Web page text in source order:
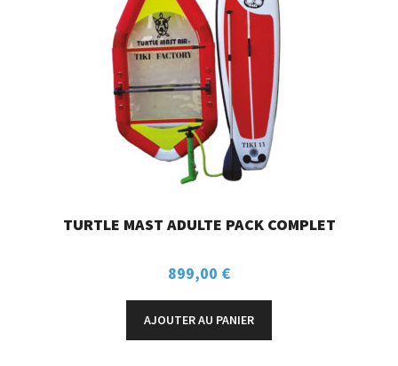
TURTLE MAST ADULTE PACK COMPLET
899,00 €
AJOUTER AU PANIER